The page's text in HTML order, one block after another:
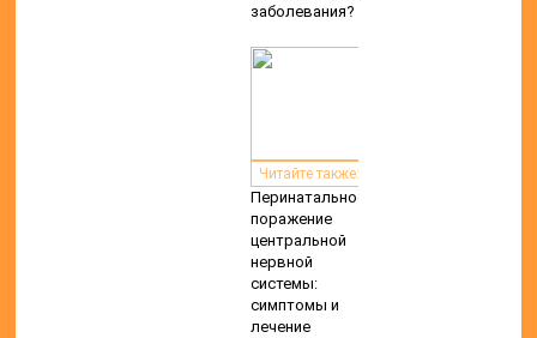
заболевания?
Читайте также:
Перинатальное
поражение
центральной
нервной
системы:
симптомы и
лечение